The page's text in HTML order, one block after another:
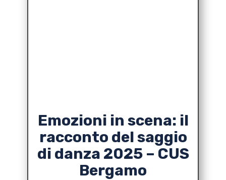
Emozioni in scena: il
racconto del saggio
di danza 2025 – CUS
Bergamo